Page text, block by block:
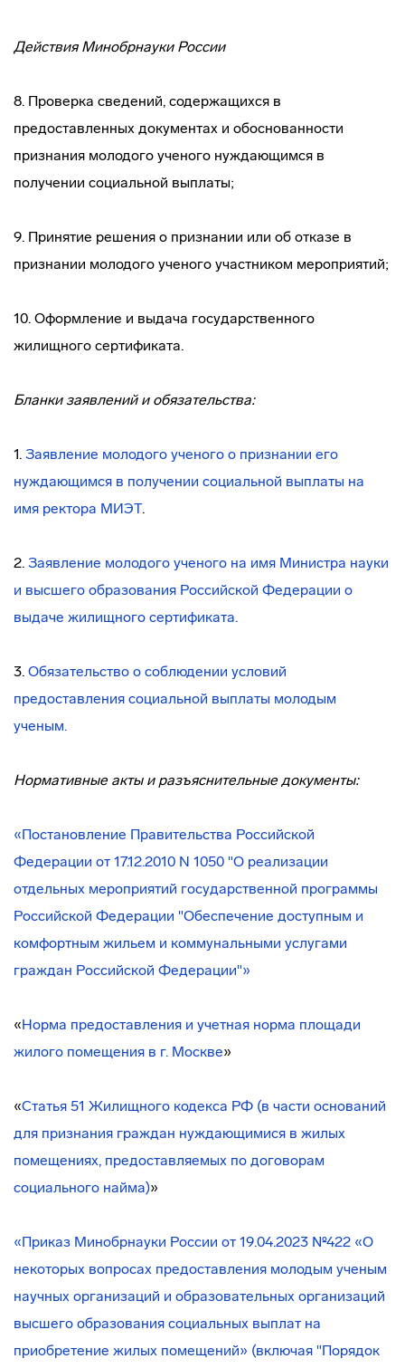
Действия Минобрнауки России
8. Проверка сведений, содержащихся в
предоставленных документах и обоснованности
признания молодого ученого нуждающимся в
получении социальной выплаты;
9. Принятие решения о признании или об отказе в
признании молодого ученого участником мероприятий;
10. Оформление и выдача государственного
жилищного сертификата.
Бланки заявлений и обязательства:
1. Заявление молодого ученого о признании его
нуждающимся в получении социальной выплаты на
имя ректора МИЭТ.
2. Заявление молодого ученого на имя Министра науки
и высшего образования Российской Федерации о
выдаче жилищного сертификата.
3. Обязательство о соблюдении условий
предоставления социальной выплаты молодым
ученым.
Нормативные акты и разъяснительные документы:
«Постановление Правительства Российской
Федерации от 17.12.2010 N 1050 "О реализации
отдельных мероприятий государственной программы
Российской Федерации "Обеспечение доступным и
комфортным жильем и коммунальными услугами
граждан Российской Федерации"»
«Норма предоставления и учетная норма площади
жилого помещения в г. Москве»
«Статья 51 Жилищного кодекса РФ (в части оснований
для признания граждан нуждающимися в жилых
помещениях, предоставляемых по договорам
социального найма)»
«Приказ Минобрнауки России от 19.04.2023 №422 «О
некоторых вопросах предоставления молодым ученым
научных организаций и образовательных организаций
высшего образования социальных выплат на
приобретение жилых помещений» (включая "Порядок